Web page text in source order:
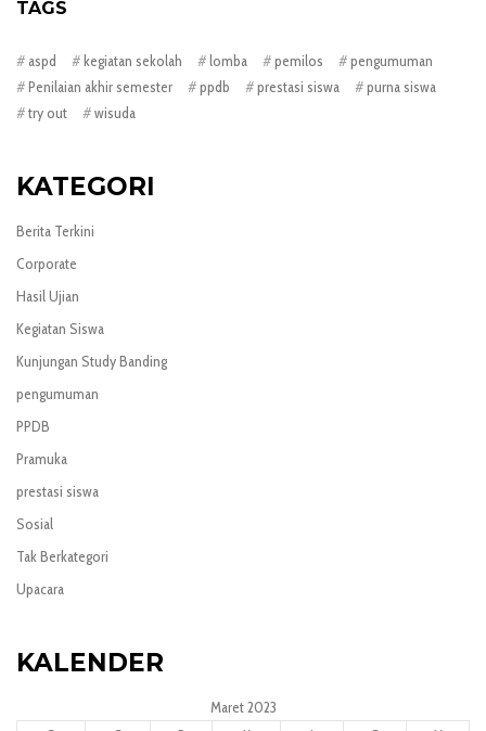
TAGS
aspd kegiatan sekolah lomba pemilos
pengumuman
Penilaian akhir semester
ppdb prestasi siswa
purna siswa
try out
wisuda
KATEGORI
Berita Terkini
Corporate
Hasil Ujian
Kegiatan Siswa
Kunjungan Study Banding
pengumuman
PPDB
Pramuka
prestasi siswa
Sosial
Tak Berkategori
Upacara
KALENDER
Maret 2023